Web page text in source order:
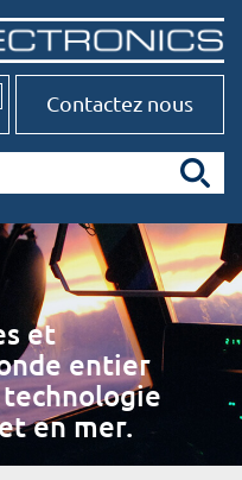
Contactez nous
et
entier
en mer.